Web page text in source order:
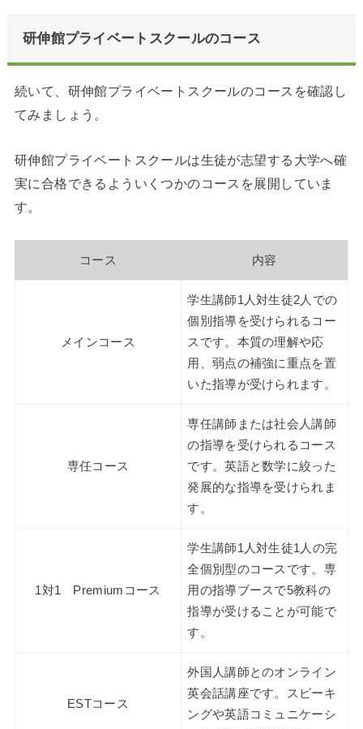
研伸館プライベートスクールのコース
続いて、研伸館プライベートスクールのコースを確認し
てみましょう。
研伸館プライベートスクールは生徒が志望する大学へ確
実に合格できるよういくつかのコースを展開していま
す。
コース 内容
メインコース
学生講師1人対生徒2人での
個別指導を受けられるコー
スです。本質の理解や応
用、弱点の補強に重点を置
いた指導が受けられます。
専任コース
専任講師または社会人講師
の指導を受けられるコース
です。英語と数学に絞った
発展的な指導を受けられま
す。
1対1 Premiumコース
学生講師1人対生徒1人の完
全個別型のコースです。専
用の指導ブースで5教科の
指導が受けることが可能で
す。
ESTコース
外国人講師とのオンライン
英会話講座です。スピーキ
ングや英語コミュニケーシ